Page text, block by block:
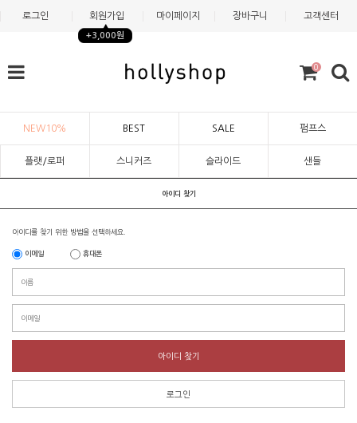
로그인 회원가입
+3,000원
마이페이지 장바구니 고객센터
0
NEW10% BEST SALE 펌프스
플랫/로퍼 스니커즈 슬라이드 샌들
아이디 찾기
아이디를 찾기 위한 방법을 선택하세요.
이메일 휴대폰
아이디 찾기
로그인